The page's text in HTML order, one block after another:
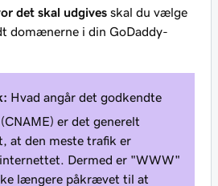
det skal udgives skal du vælge
domænerne i din GoDaddy-
Hvad angår det godkendte
er det generelt
at den meste trafik er
Dermed er "WWW"
længere påkrævet til at